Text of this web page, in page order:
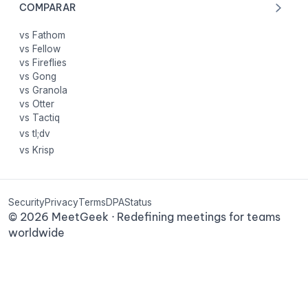
COMPARAR
vs Fathom
vs Fellow
vs Fireflies
vs Gong
vs Granola
vs Otter
vs Tactiq
vs tl;dv
vs Krisp
© 2026 MeetGeek · Redefining meetings for teams
worldwide
SecurityPrivacyTermsDPAStatus